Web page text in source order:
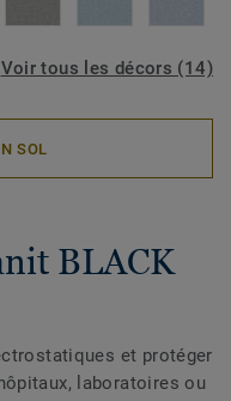
Voir tous les décors (14)
SOL
BLACK
et protéger
laboratoires ou